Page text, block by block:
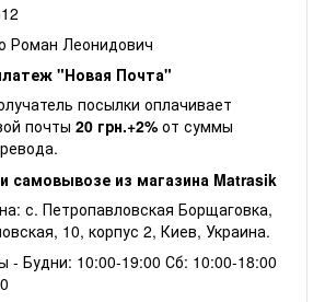
Роман Леонидович
"Новая Почта"
посылки оплачивает
почты 20 грн.+2% от суммы
самовывозе из магазина Matrasik
с. Петропавловская Борщаговка,
10, корпус 2, Киев, Украина.
- Будни: 10:00-19:00 Сб: 10:00-18:00